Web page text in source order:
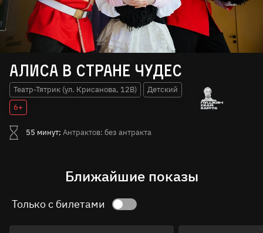
Алиса в стране чудес
Театр-Тятрик (ул. Крисанова, 12В)
Детский
6+
55 минут; Антрактов: без антракта
Ближайшие показы
Только с билетами